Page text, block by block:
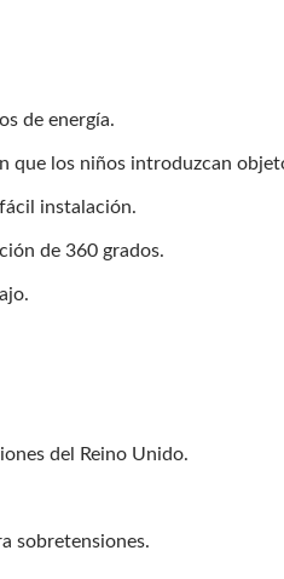
de energía.
que los niños introduzcan
instalación.
de 360 grados.
del Reino Unido.
sobretensiones.